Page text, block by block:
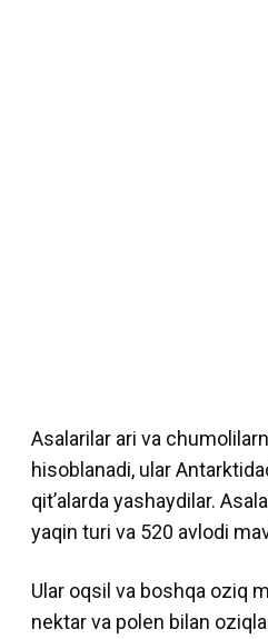
Asalarilar ari va
hisoblanadi, ular
qit’alarda yashaydilar.
yaqin turi va 520 avlodi
Ular oqsil va boshqa oziq
nektar va polen bilan